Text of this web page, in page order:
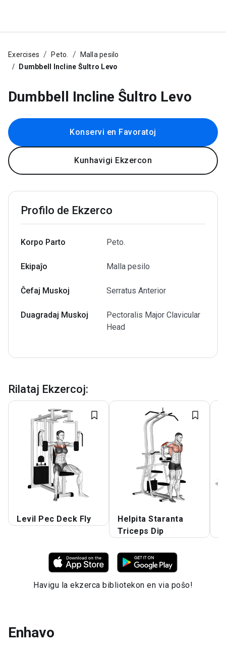
Exercises Peto.
Malla pesilo
Dumbbell Incline Ŝultro Levo
Dumbbell Incline Ŝultro Levo
Konservi en Favoratoj
Kunhavigi Ekzercon
Profilo de Ekzerco
Korpo Parto Peto.
Ekipaĵo Malla pesilo
Ĉefaj Muskoj Serratus Anterior
Duagradaj Muskoj
Pectoralis Major Clavicular
Head
Rilataj Ekzercoj:
Levil Pec Deck Fly
Helpita Staranta
Triceps Dip
Havigu la ekzerca bibliotekon en via poŝo!
Enhavo